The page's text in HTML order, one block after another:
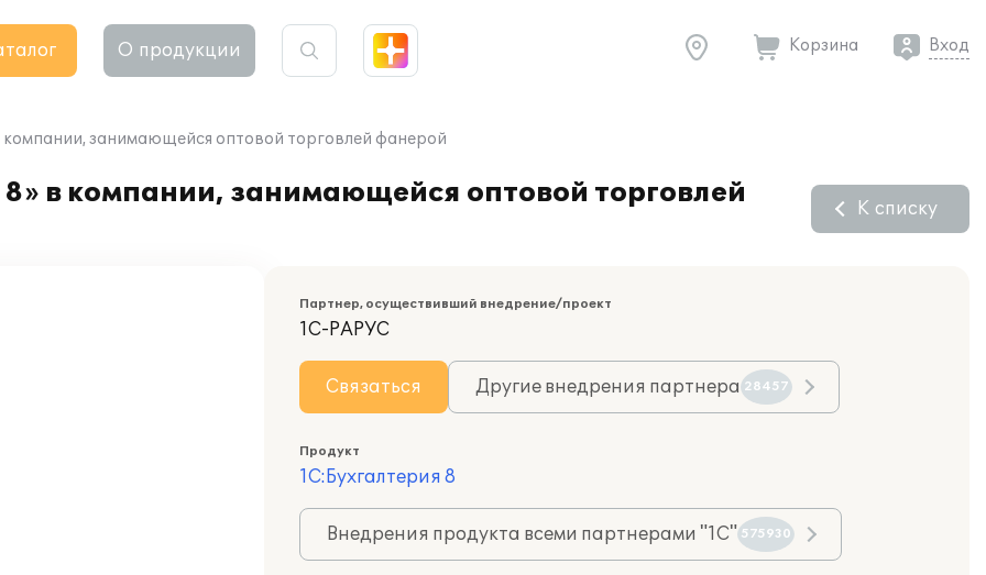
О продукции Корзина Вход
занимающейся оптовой торговлей фанерой
в компании, занимающейся оптовой торговлей
К списку
Партнер, осуществивший внедрение/проект
1С-РАРУС
Связаться Другие внедрения партнера 28457
Продукт
1С:Бухгалтерия 8
Внедрения продукта всеми партнерами "1С" 575930